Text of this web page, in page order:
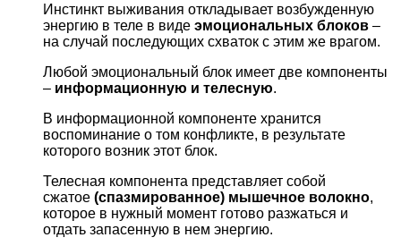
Инстинкт выживания откладывает возбужденную
энергию в теле в виде эмоциональных блоков –
на случай последующих схваток с этим же врагом.
Любой эмоциональный блок имеет две компоненты
– информационную и телесную.
В информационной компоненте хранится
воспоминание о том конфликте, в результате
которого возник этот блок.
Телесная компонента представляет собой
сжатое (спазмированное) мышечное волокно,
которое в нужный момент готово разжаться и
отдать запасенную в нем энергию.